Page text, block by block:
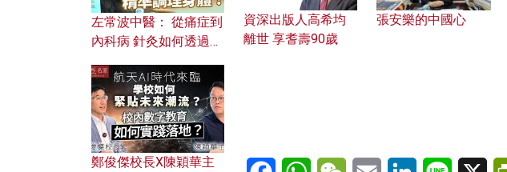
資深出版人高希均
離世 享耆壽90歲
張安樂的中國心
FacebookWhatsAppWeChatEmail LinkedInLine X
左常波中醫： 從痛症到
內科病 針灸如何透過解
鄭俊傑校長X陳穎華主